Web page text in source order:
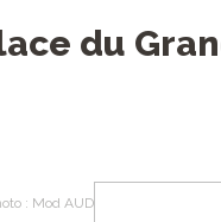
du
: Mod AUD